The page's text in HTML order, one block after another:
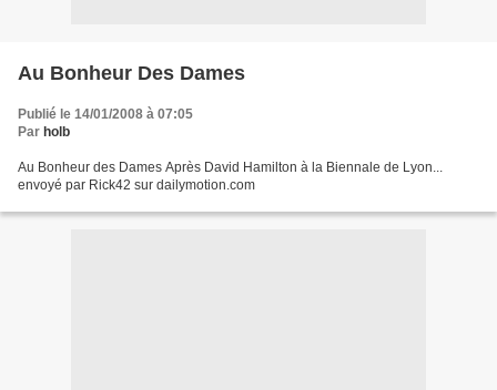
Au Bonheur Des Dames
Publié le 14/01/2008 à 07:05
Par holb
Au Bonheur des Dames Après David Hamilton à la Biennale de Lyon...
envoyé par Rick42 sur dailymotion.com